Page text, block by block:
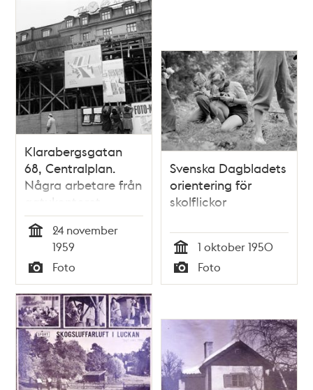
Klarabergsgatan
68, Centralplan.
Några arbetare från
gatukontoret
hänger upp en
orienteringsskylt
som informerar om
Klarabergsleden
24 november
1959
Typ
Foto
Svenska Dagbladets
orientering för
skolflickor
Tid
1 oktober 1950
Typ
Foto